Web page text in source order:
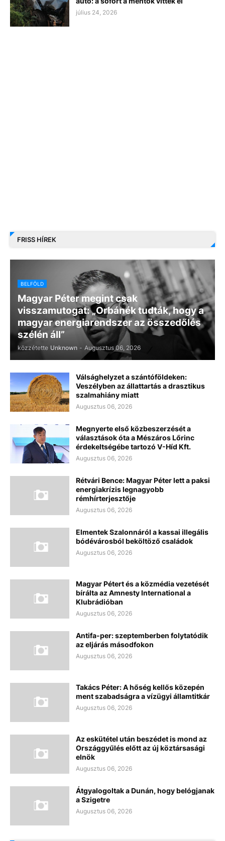
július 24, 2026
FRISS HÍREK
BELFÖLD
Magyar Péter megint csak
visszamutogat: „Orbánék tudták, hogy a
magyar energiarendszer az összedőlés
szélén áll”
közzétette Unknown - Augusztus 06, 2026
Válsághelyzet a szántóföldeken:
Veszélyben az állattartás a drasztikus
szalmahiány miatt
Augusztus 06, 2026
Megnyerte első közbeszerzését a
választások óta a Mészáros Lőrinc
érdekeltségébe tartozó V-Híd Kft.
Augusztus 06, 2026
Rétvári Bence: Magyar Péter lett a paksi
energiakrízis legnagyobb
rémhírterjesztője
Augusztus 06, 2026
Elmentek Szalonnáról a kassai illegális
bódévárosból beköltöző családok
Augusztus 06, 2026
Magyar Pétert és a közmédia vezetését
bírálta az Amnesty International a
Klubrádióban
Augusztus 06, 2026
Antifa-per: szeptemberben folytatódik
az eljárás másodfokon
Augusztus 06, 2026
Takács Péter: A hőség kellős közepén
ment szabadságra a vízügyi államtitkár
Augusztus 06, 2026
Az eskütétel után beszédet is mond az
Országgyűlés előtt az új köztársasági
elnök
Augusztus 06, 2026
Átgyalogoltak a Dunán, hogy belógjanak
a Szigetre
Augusztus 06, 2026